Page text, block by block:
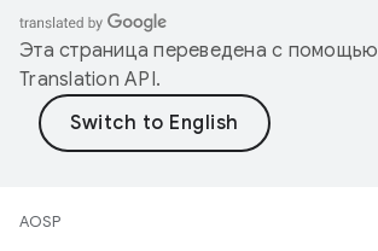
Эта страница переведена с помощью
Translation API.
AOSP